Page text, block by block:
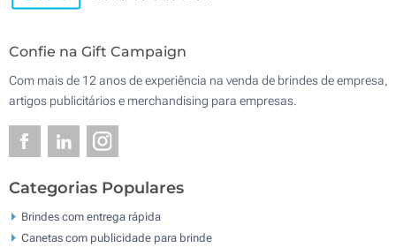
Confie na Gift Campaign
Com mais de 12 anos de experiência na venda de brindes de empresa,
artigos publicitários e merchandising para empresas.
Categorias Populares
Brindes com entrega rápida
Canetas com publicidade para brinde